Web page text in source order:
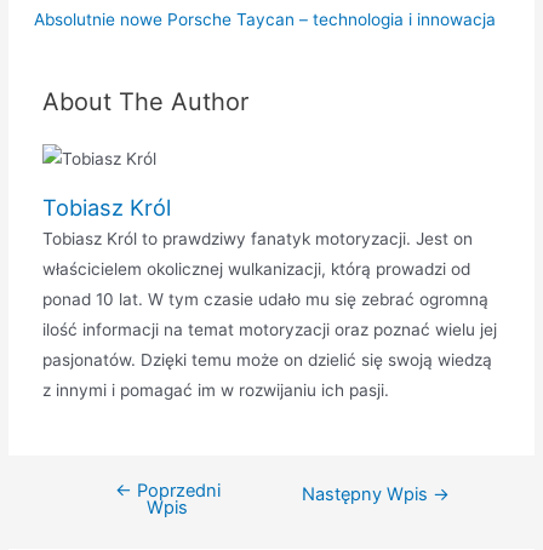
Absolutnie nowe Porsche Taycan – technologia i innowacja
About The Author
Tobiasz Król
Tobiasz Król to prawdziwy fanatyk motoryzacji. Jest on
właścicielem okolicznej wulkanizacji, którą prowadzi od
ponad 10 lat. W tym czasie udało mu się zebrać ogromną
ilość informacji na temat motoryzacji oraz poznać wielu jej
pasjonatów. Dzięki temu może on dzielić się swoją wiedzą
z innymi i pomagać im w rozwijaniu ich pasji.
Nawigacja
← Poprzedni
Wpis
Następny Wpis →